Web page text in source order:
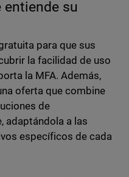
entiende su
para que sus
la facilidad de uso
la MFA. Además,
oferta que combine
de
adaptándola a las
específicos de cada